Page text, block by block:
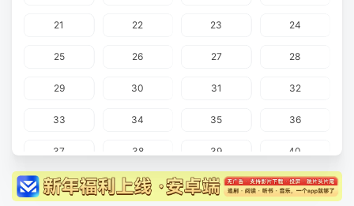
21 22 23 24
25 26 27 28
29 30 31 32
33 34 35 36
37 38 39 40